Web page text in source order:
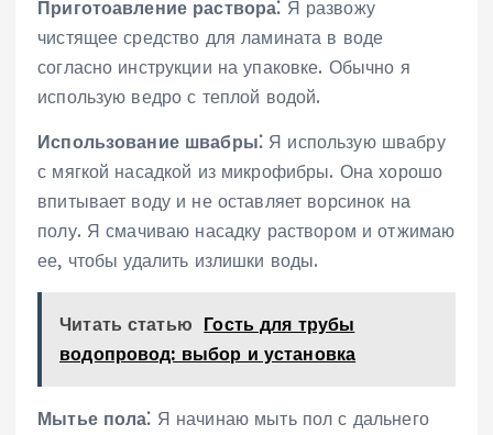
Приготоавление раствора⁚ Я развожу
чистящее средство для ламината в воде
согласно инструкции на упаковке. Обычно я
использую ведро с теплой водой.
Использование швабры⁚ Я использую швабру
с мягкой насадкой из микрофибры. Она хорошо
впитывает воду и не оставляет ворсинок на
полу. Я смачиваю насадку раствором и отжимаю
ее, чтобы удалить излишки воды.
Читать статью Гость для трубы
водопровод: выбор и установка
Мытье пола⁚ Я начинаю мыть пол с дальнего